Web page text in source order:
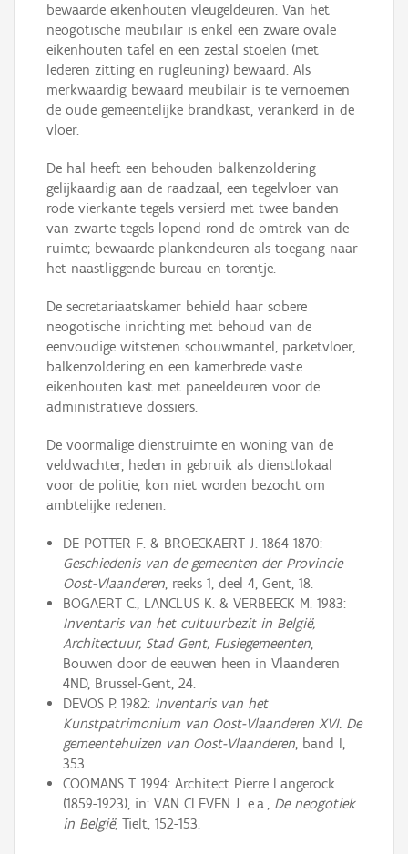
bewaarde eikenhouten vleugeldeuren. Van het
neogotische meubilair is enkel een zware ovale
eikenhouten tafel en een zestal stoelen (met
lederen zitting en rugleuning) bewaard. Als
merkwaardig bewaard meubilair is te vernoemen
de oude gemeentelijke brandkast, verankerd in de
vloer.
De hal heeft een behouden balkenzoldering
gelijkaardig aan de raadzaal, een tegelvloer van
rode vierkante tegels versierd met twee banden
van zwarte tegels lopend rond de omtrek van de
ruimte; bewaarde plankendeuren als toegang naar
het naastliggende bureau en torentje.
De secretariaatskamer behield haar sobere
neogotische inrichting met behoud van de
eenvoudige witstenen schouwmantel, parketvloer,
balkenzoldering en een kamerbrede vaste
eikenhouten kast met paneeldeuren voor de
administratieve dossiers.
De voormalige dienstruimte en woning van de
veldwachter, heden in gebruik als dienstlokaal
voor de politie, kon niet worden bezocht om
ambtelijke redenen.
DE POTTER F. & BROECKAERT J. 1864-1870:
Geschiedenis van de gemeenten der Provincie
Oost-Vlaanderen, reeks 1, deel 4, Gent, 18.
BOGAERT C., LANCLUS K. & VERBEECK M. 1983:
Inventaris van het cultuurbezit in België,
Architectuur, Stad Gent, Fusiegemeenten,
Bouwen door de eeuwen heen in Vlaanderen
4ND, Brussel-Gent, 24.
DEVOS P. 1982: Inventaris van het
Kunstpatrimonium van Oost-Vlaanderen XVI. De
gemeentehuizen van Oost-Vlaanderen, band I,
353.
COOMANS T. 1994: Architect Pierre Langerock
(1859-1923), in: VAN CLEVEN J. e.a., De neogotiek
in België, Tielt, 152-153.